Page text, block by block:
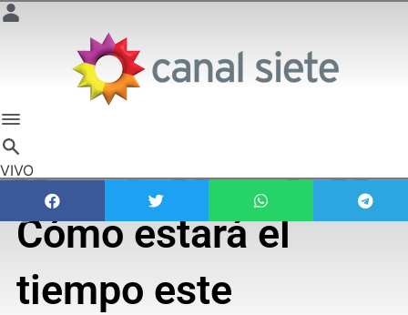
VIVO
Cómo estará el
tiempo este